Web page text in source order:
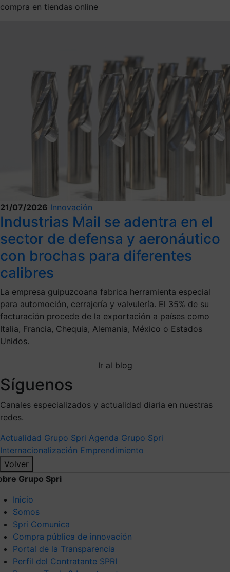
compra en tiendas online
21/07/2026 Innovación
Industrias Mail se adentra en el
sector de defensa y aeronáutico
con brochas para diferentes
calibres
La empresa guipuzcoana fabrica herramienta especial
para automoción, cerrajería y valvulería. El 35% de su
facturación procede de la exportación a países como
Italia, Francia, Chequia, Alemania, México o Estados
Unidos.
Ir al blog
Síguenos
Canales especializados y actualidad diaria en nuestras
redes.
Actualidad Grupo Spri Agenda Grupo Spri
Internacionalización Emprendimiento
Volver
Grupo Spri
Inicio
Somos
Spri Comunica
Compra pública de innovación
Portal de la Transparencia
Perfil del Contratante SPRI